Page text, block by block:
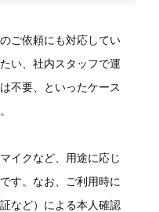
ご依頼にも対応してい
い、社内スタッフで運
不要、といったケース
イクなど、用途に応じ
す。なお、ご利用時に
など）による本人確認